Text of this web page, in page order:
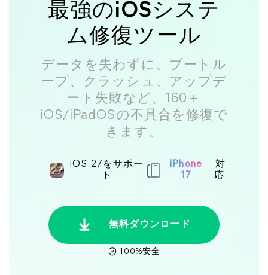
最強のiOSシステ
ム修復ツール
データを失わずに、ブートル
ープ、クラッシュ、アップデ
ート失敗など、160＋
iOS/iPadOSの不具合を修復で
きます。
iOS 27をサポー
ト
iPhone
17
対
応
無料ダウンロード
100%安全